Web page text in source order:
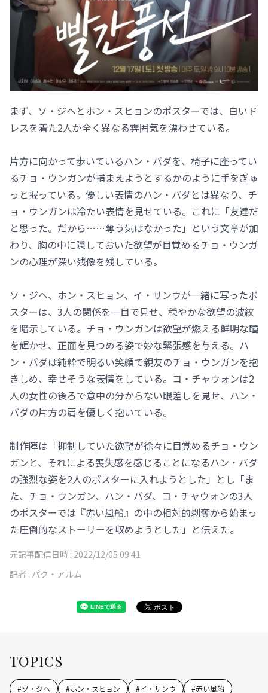
まず、ソ・ジヘとホン・スヒョンのポスターでは、白いド
レスを着た2人が全く異なる雰囲気を漂わせている。
片方に向かって歩いているハン・バダを、椅子に座ってい
るチョ・ウンガンが捕まえようとするかのように手をぎゅ
っと握っている。優しい表情のハン・バダとは異なり、チ
ョ・ウンガンは冷たい表情を見せている。これに「友達だ
と思った。だから……奪う気はなかった」という文章が加
わり、胸の中に隠しておいた欲望が目覚めるチョ・ウンガ
ンの心理が深い残像を残している。
ソ・ジヘ、ホン・スヒョン、イ・サンウが一緒に写ったポ
スターは、3人の関係を一目で見せ、穏やかな欲望の波紋
を暗示している。チョ・ウンガンは欲望が燃える鮮明な瞳
を輝かせ、正面を見つめる姿で妙な緊張感を与える。ハ
ン・バダは純粋で明るい笑顔で親友のチョ・ウンガンを抱
きしめ、幸せそうな表情をしている。コ・チャウォンは2
人の女性の後ろで意中の分からない眼差しを見せ、ハン・
バダの片方の肩を優しく抱いている。
制作陣は「抑制していた欲望が徐々に目覚めるチョ・ウン
ガンと、それによる喪失感を感じることになるハン・バダ
の強烈な姿を2人のポスターに入れようとした」とし「ま
た、チョ・ウンガン、ハン・バダ、コ・チャウォンの3人
のポスターでは『赤い風船』の中の相対的剥奪から始まっ
た圧倒的なストーリーを収めようとした」と伝えた。
元記事配信日時 : 2022/12/05 09:41
記者 : パク・アルム
TOPICS
#ソ・ジヘ #ホン・スヒョン #イ・サンウ #赤い風船